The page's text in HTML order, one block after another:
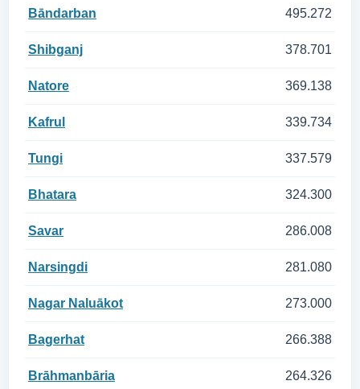
Bāndarban 495.272
Shibganj 378.701
Natore 369.138
Kafrul 339.734
Tungi 337.579
Bhatara 324.300
Savar 286.008
Narsingdi 281.080
Nagar Naluākot 273.000
Bagerhat 266.388
Brāhmanbāria 264.326